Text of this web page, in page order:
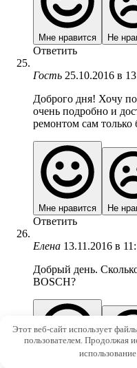
Мне нравится Не
Ответить
Гость 25.10.2016 в
Доброго дня! Хочу
очень подробно и
ремонтом сам только
Мне нравится Не
Ответить
Елена 13.11.2016 в
Добрый день.
BOSCH?
Этот веб-сайт использует
пользователем. Продолжая